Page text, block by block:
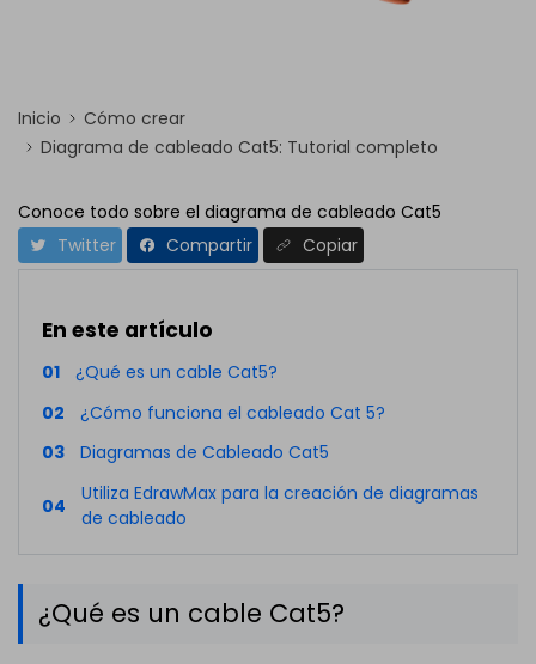
Inicio
Cómo crear
Diagrama de cableado Cat5: Tutorial completo
Conoce todo sobre el diagrama de cableado Cat5
Twitter
Compartir Copiar
En este artículo
01
¿Qué es un cable Cat5?
02
¿Cómo funciona el cableado Cat 5?
03
Diagramas de Cableado Cat5
04
Utiliza EdrawMax para la creación de diagramas
de cableado
¿Qué es un cable Cat5?